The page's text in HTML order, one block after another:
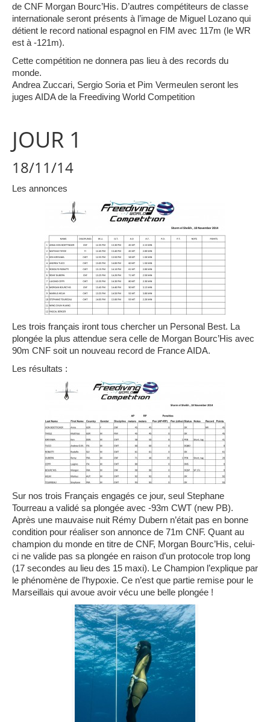
de CNF Morgan Bourc’His. D’autres compétiteurs de classe
internationale seront présents à l’image de Miguel Lozano qui
détient le record national espagnol en FIM avec 117m (le WR
est à -121m).
Cette compétition ne donnera pas lieu à des records du
monde.
Andrea Zuccari, Sergio Soria et Pim Vermeulen seront les
juges AIDA de la Freediving World Competition
JOUR 1
18/11/14
Les annonces
Les trois français iront tous chercher un Personal Best. La
plongée la plus attendue sera celle de Morgan Bourc’His avec
90m CNF soit un nouveau record de France AIDA.
Les résultats :
Sur nos trois Français engagés ce jour, seul Stephane
Tourreau a validé sa plongée avec -93m CWT (new PB).
Après une mauvaise nuit Rémy Dubern n’était pas en bonne
condition pour réaliser son annonce de 71m CNF. Quant au
champion du monde en titre de CNF, Morgan Bourc’His, celui-
ci ne valide pas sa plongée en raison d’un protocole trop long
(17 secondes au lieu des 15 maxi). Le Champion l’explique par
le phénomène de l’hypoxie. Ce n’est que partie remise pour le
Marseillais qui avoue avoir vécu une belle plongée !